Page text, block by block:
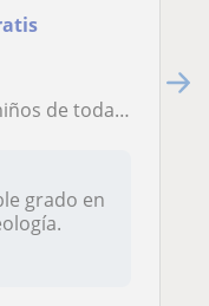
las edades
grado en